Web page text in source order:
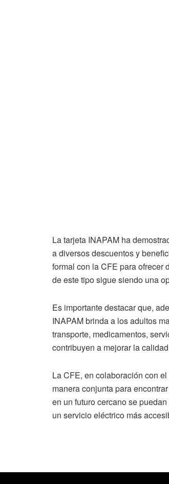
La tarjeta INAPAM ha
a diversos descuentos y
formal con la CFE para ofrecer
de este tipo sigue siendo una
Es importante destacar que,
INAPAM brinda a los adultos
transporte, medicamentos,
contribuyen a mejorar la
La CFE, en colaboración con
manera conjunta para
en un futuro cercano se
un servicio eléctrico más